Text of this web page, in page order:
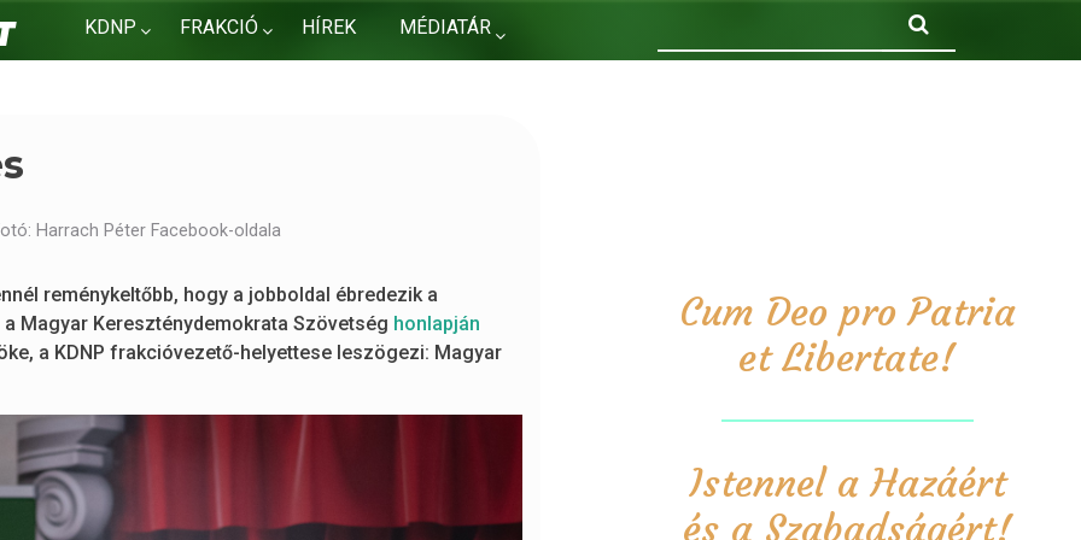
KDNP FRAKCIÓ HÍREK MÉDIATÁR
Harrach Péter Facebook-oldala
reménykeltőbb, hogy a jobboldal ébredezik a
Magyar Kereszténydemokrata Szövetség honlapján
a KDNP frakcióvezető-helyettese leszögezi: Magyar
Cum Deo pro Patria
et Libertate!
Istennel a Hazáért
és a Szabadságért!